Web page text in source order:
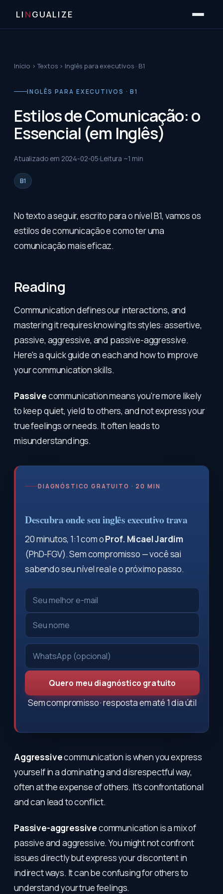
LI NGUALIZE
Início ›Textos › Inglês para executivos · B1
INGLÊS PARA EXECUTIVOS · B1
Estilos de Comunicação: o
Essencial (em Inglês)
Atualizado em 2024-02-05 Leitura ~1 min
B1
No texto a seguir, escrito para o nível B1, vamos os
estilos de comunicação e como ter uma
comunicação mais eficaz.
Reading
Communication defines our interactions, and
mastering it requires knowing its styles: assertive,
passive, aggressive, and passive-aggressive.
Here's a quick guide on each and how to improve
your communication skills.
Passivecommunication means you're more likely
to keep quiet, yield to others, and not express your
true feelings or needs. It often leads to
misunderstandings.
DIAGNÓSTICO GRATUITO · 20 MIN
Descubra onde seu inglês executivo trava
20 minutos, 1:1 com oProf. Micael Jardim
(PhD-FGV). Sem compromisso — você sai
sabendo seu nível real e o próximo passo.
Quero meu diagnóstico gratuito
Sem compromisso · resposta em até 1 dia útil
Aggressivecommunication is when you express
yourself in a dominating and disrespectful way,
often at the expense of others. It's confrontational
and can lead to conflict.
Passive-aggressivecommunication is a mix of
passive and aggressive. You might not confront
issues directly but express your discontent in
indirect ways. It can be confusing for others to
understand your true feelings.